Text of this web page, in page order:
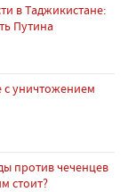
в Таджикистане:
Путина
с уничтожением
против чеченцев
стоит?